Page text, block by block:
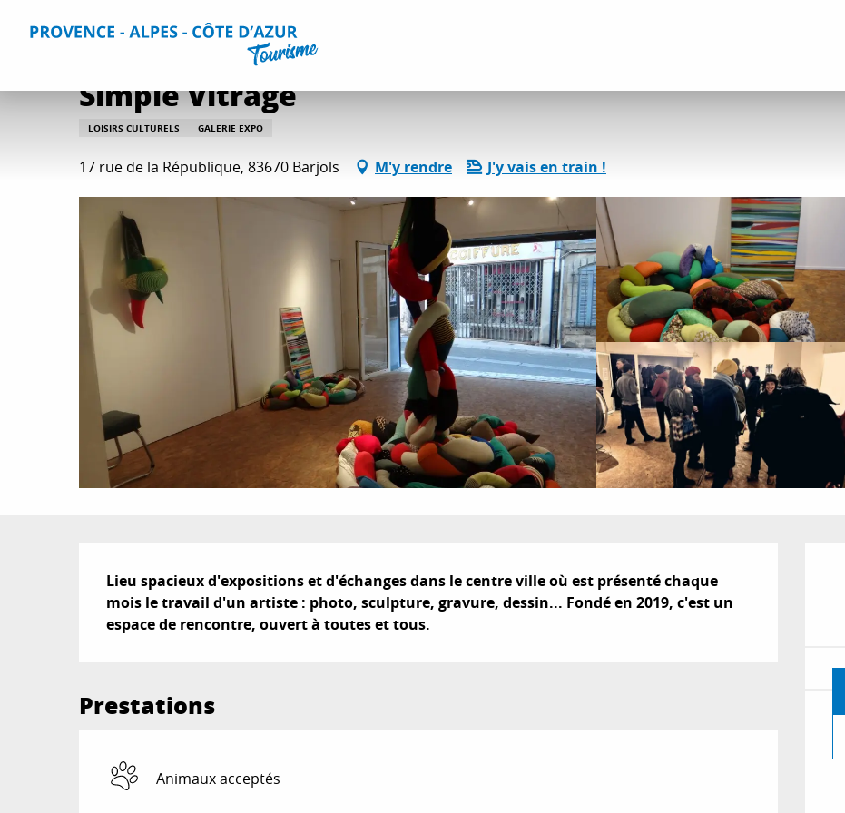
Accueil Que faire ? Détente et loisirs
Simple Vitrage
LOISIRS CULTURELS GALERIE EXPO
17 rue de la République, 83670 Barjols M'y rendre J'y vais en train !
Description
Lieu spacieux d'expositions et d'échanges dans le centre ville où est présenté chaque
mois le travail d'un artiste : photo, sculpture, gravure, dessin... Fondé en 2019, c'est un
espace de rencontre, ouvert à toutes et tous.
Prestations
Animaux acceptés